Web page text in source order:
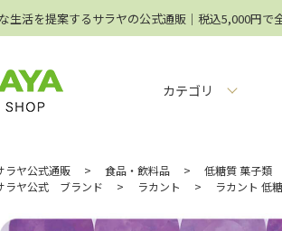
生活を提案するサラヤの公式通販│税込5,000円で
カテゴリ
ラヤ公式通販 > 食品・飲料品 > 低糖質 菓子類
ラヤ公式 ブランド > ラカント > ラカント 低